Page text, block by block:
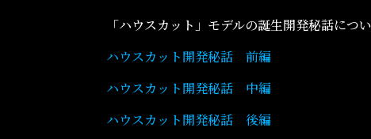
「ハウスカット」モデルの誕生開発秘話につ
ハウスカット開発秘話 前編
ハウスカット開発秘話 中編
ハウスカット開発秘話 後編